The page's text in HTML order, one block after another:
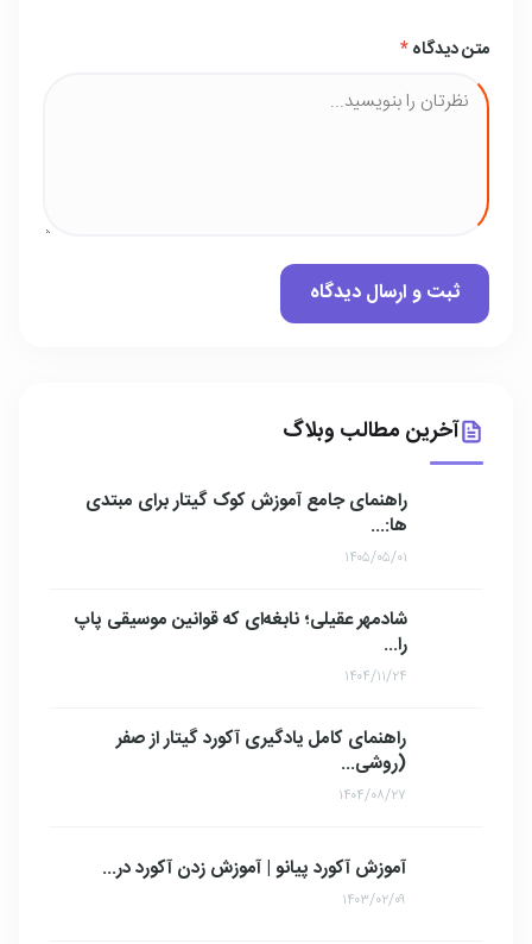
متن دیدگاه*
آخرین مطالب وبلاگ
راهنمای جامع آموزش کوک گیتار برای مبتدی
ها:...
۱۴۰۵/۰۵/۰۱
شادمهر عقیلی؛ نابغه‌ای که قوانین موسیقی پاپ
را...
۱۴۰۴/۱۱/۲۴
راهنمای کامل یادگیری آکورد گیتار از صفر
(روشی...
۱۴۰۴/۰۸/۲۷
آموزش آکورد پیانو | آموزش زدن آکورد در...
۱۴۰۳/۰۲/۰۹